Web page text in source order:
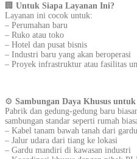
🏢 Untuk Siapa Layanan Ini?
Layanan ini cocok untuk:
– Perumahan baru
– Ruko atau toko
– Hotel dan pusat bisnis
– Industri baru yang akan beroperasi
– Proyek infrastruktur atau fasilitas
⚙️ Sambungan Daya Khusus
Pabrik dan gedung-gedung baru
sambungan standar seperti rumah
– Kabel tanam bawah tanah dari gardu
– Jalur udara dari tiang ke lokasi
– Gardu mandiri di kawasan industri